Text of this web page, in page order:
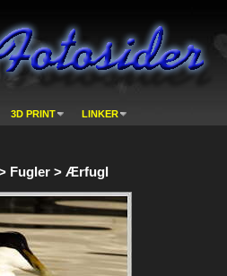
3D PRINT LINKER
Fugler > Ærfugl